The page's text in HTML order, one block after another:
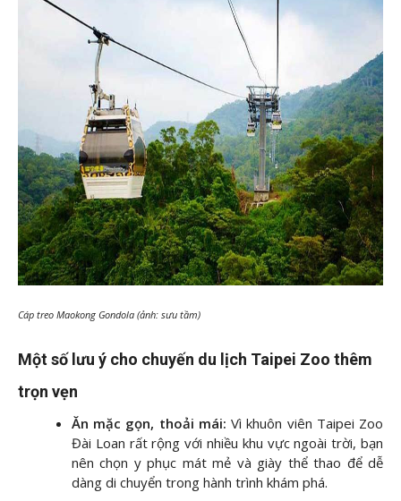
Cáp treo Maokong Gondola (ảnh: sưu tầm)
Một số lưu ý cho chuyến du lịch Taipei Zoo thêm
trọn vẹn
Ăn mặc gọn, thoải mái: Vì khuôn viên Taipei Zoo
Đài Loan rất rộng với nhiều khu vực ngoài trời, bạn
nên chọn y phục mát mẻ và giày thể thao để dễ
dàng di chuyển trong hành trình khám phá.